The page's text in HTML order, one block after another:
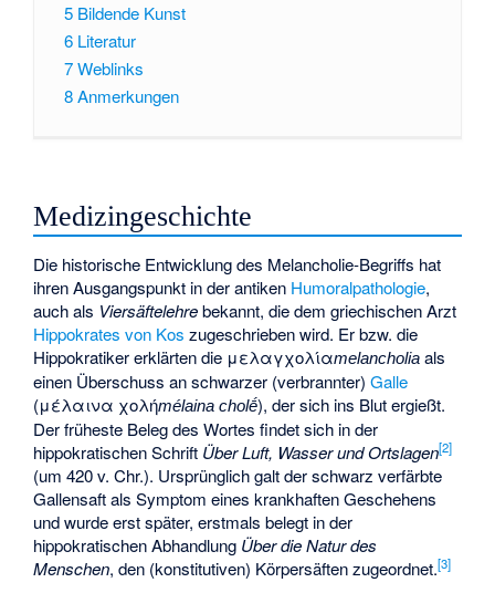
5 Bildende Kunst
6 Literatur
7Weblinks
8Anmerkungen
Medizingeschichte
Die historische Entwicklung des Melancholie-Begriffs hat
ihren Ausgangspunkt in der antiken Humoralpathologie,
auch als Viersäftelehrebekannt, die dem griechischen Arzt
Hippokrates von Kos zugeschrieben wird. Er bzw. die
Hippokratiker erklärten die μελαγχολίαmelancholia als
einen Überschuss an schwarzer (verbrannter)Galle
(μέλαινα χολήmélaina cholḗ), der sich ins Blut ergießt.
Der früheste Beleg des Wortes findet sich in der
hippokratischen Schrift Über Luft, Wasser und Ortslagen[2]
(um 420 v. Chr.). Ursprünglich galt der schwarz verfärbte
Gallensaft als Symptom eines krankhaften Geschehens
und wurde erst später, erstmals belegt in der
hippokratischen Abhandlung Über die Natur des
Menschen, den (konstitutiven) Körpersäften zugeordnet.[3]